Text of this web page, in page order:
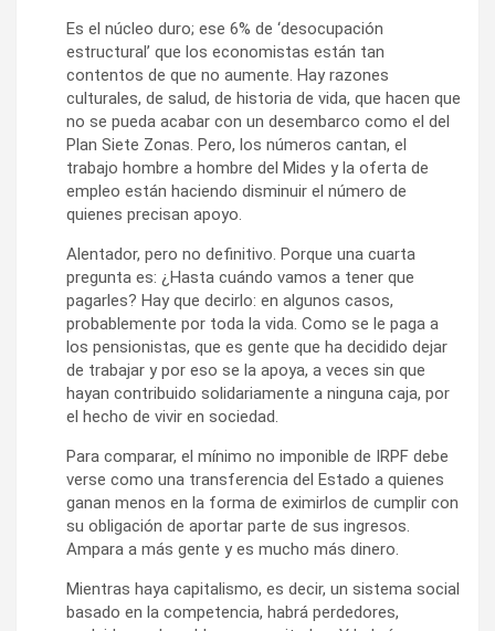
Es el núcleo duro; ese 6% de ‘desocupación
estructural’ que los economistas están tan
contentos de que no aumente. Hay razones
culturales, de salud, de historia de vida, que hacen que
no se pueda acabar con un desembarco como el del
Plan Siete Zonas. Pero, los números cantan, el
trabajo hombre a hombre del Mides y la oferta de
empleo están haciendo disminuir el número de
quienes precisan apoyo.
Alentador, pero no definitivo. Porque una cuarta
pregunta es: ¿Hasta cuándo vamos a tener que
pagarles? Hay que decirlo: en algunos casos,
probablemente por toda la vida. Como se le paga a
los pensionistas, que es gente que ha decidido dejar
de trabajar y por eso se la apoya, a veces sin que
hayan contribuido solidariamente a ninguna caja, por
el hecho de vivir en sociedad.
Para comparar, el mínimo no imponible de IRPF debe
verse como una transferencia del Estado a quienes
ganan menos en la forma de eximirlos de cumplir con
su obligación de aportar parte de sus ingresos.
Ampara a más gente y es mucho más dinero.
Mientras haya capitalismo, es decir, un sistema social
basado en la competencia, habrá perdedores,